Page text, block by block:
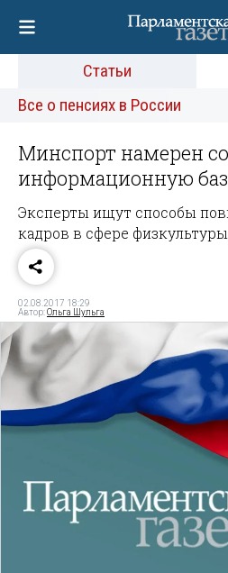
Статьи
Все о пенсиях в России
Минспорт намерен
информационную
Эксперты ищут способы
кадров в сфере
02.08.2017 18:29
Автор:Ольга Шульга